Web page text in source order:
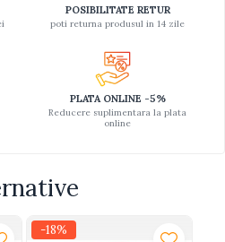
POSIBILITATE RETUR
poti returna produsul in 14 zile
PLATA ONLINE -5%
Reducere suplimentara la plata
online
-18%